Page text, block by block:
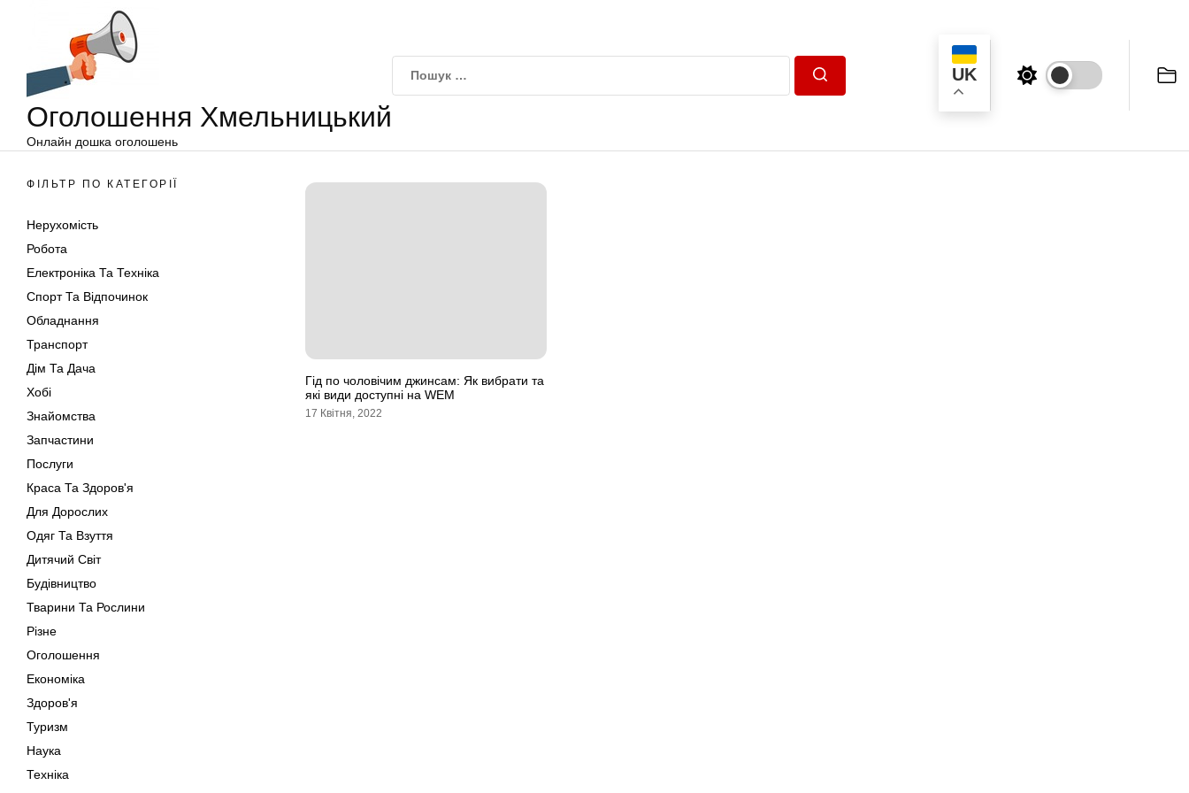
Оголошення Хмельницький
Онлайн дошка оголошень
UK
ФІЛЬТР ПО КАТЕГОРІЇ
Нерухомість
Робота
Електроніка Та Техніка
Спорт Та Відпочинок
Обладнання
Транспорт
Дім Та Дача
Хобі
Знайомства
Запчастини
Послуги
Краса Та Здоров'я
Для Дорослих
Одяг Та Взуття
Дитячий Світ
Будівництво
Тварини Та Рослини
Різне
Оголошення
Економіка
Здоров'я
Туризм
Наука
Техніка
Гід по чоловічим джинсам: Як вибрати та
які види доступні на WEM
17 Квітня, 2022